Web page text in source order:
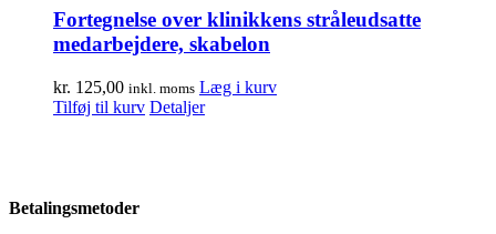
Fortegnelse over klinikkens stråleudsatte
medarbejdere, skabelon
kr. 125,00 inkl. moms Læg i kurv
Tilføj til kurv Detaljer
Betalingsmetoder